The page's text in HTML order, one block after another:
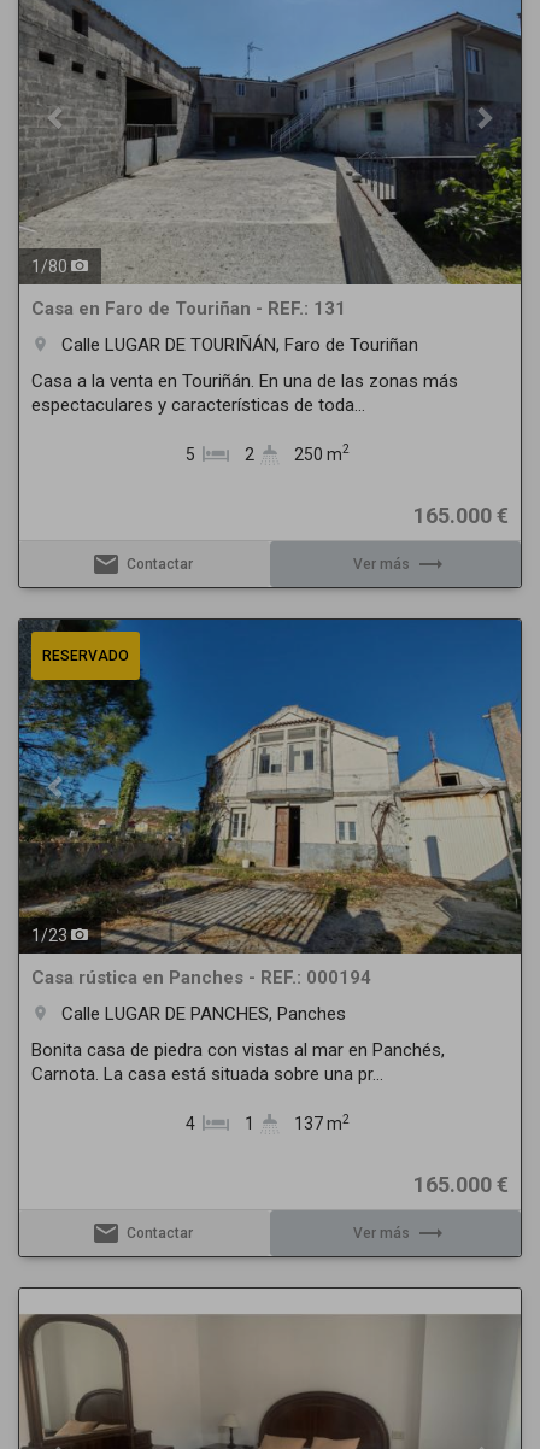
1 /80
Casa en Faro de Touriñan - REF.: 131
room
Calle LUGAR DE TOURIÑÁN, Faro de Touriñan
Casa a la venta en Touriñán. En una de las zonas más
espectaculares y características de toda...
5 2 250 m2
165.000 €
email Contactar Ver más trending_flat
RESERVADO
Previous Next
1/23
Casa rústica en Panches - REF.: 000194
room
Calle LUGAR DE PANCHES, Panches
Bonita casa de piedra con vistas al mar en Panchés,
Carnota. La casa está situada sobre una pr...
4 1 137 m2
165.000 €
email Contactar Ver más trending_flat
Next